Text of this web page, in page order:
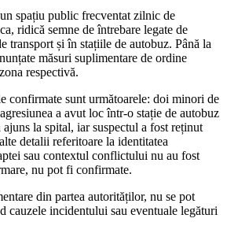
spațiu public frecventat zilnic de
ridică semne de întrebare legate de
transport și în stațiile de autobuz. Până la
măsuri suplimentare de ordine
respectivă.
confirmate sunt următoarele: doi minori de
a avut loc într-o stație de autobuz
la spital, iar suspectul a fost reținut
detalii referitoare la identitatea
sau contextul conflictului nu au fost
nu pot fi confirmate.
din partea autorităților, nu se pot
incidentului sau eventuale legături